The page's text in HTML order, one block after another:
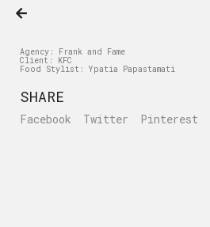
Agency: Frank and Fame
Client: KFC
Food Stylist: Ypatia Papastamati
SHARE
Facebook Twitter Pinterest